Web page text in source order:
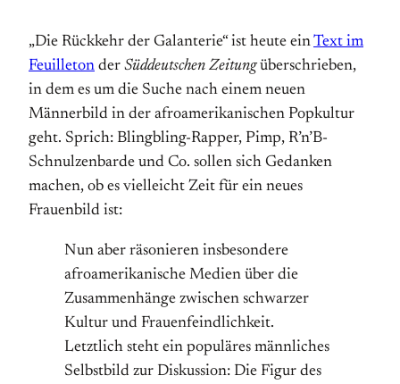
„Die Rückkehr der Galanterie“ ist heute einText im
Feuilleton der Süddeutschen Zeitungüberschrieben,
in dem es um die Suche nach einem neuen
Männerbild in der afroamerikanischen Popkultur
geht. Sprich: Blingbling-Rapper, Pimp, R’n’B-
Schnulzenbarde und Co. sollen sich Gedanken
machen, ob es vielleicht Zeit für ein neues
Frauenbild ist:
Nun aber räsonieren insbesondere
afroamerikanische Medien über die
Zusammenhänge zwischen schwarzer
Kultur und Frauenfeindlichkeit.
Letztlich steht ein populäres männliches
Selbstbild zur Diskussion: Die Figur des